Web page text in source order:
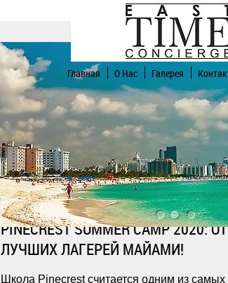
Главная О Нас Галерея
PINECREST SUMMER CAMP
ЛУЧШИХ ЛАГЕРЕЙ МАЙАМИ!
Школа Pinecrest считается одним из